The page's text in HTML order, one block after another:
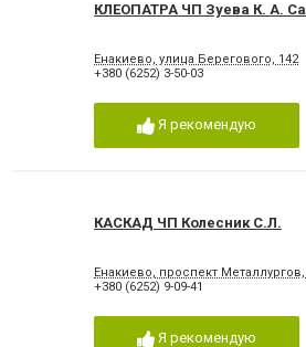
КЛЕОПАТРА ЧП Зуева К. А.
Енакиево, улица Берегового, 142
+380 (6252) 3-50-03
Я рекомендую
КАСКАД ЧП Колесник С.Л.
Енакиево, проспект Металлургов,
+380 (6252) 9-09-41
Я рекомендую